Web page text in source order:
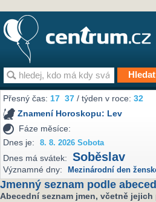
Přesný čas:17 37 / týden v roce:32
Znamení Horoskopu: Lev
Fáze měsíce:
Dnes je:
8. 8. 2026 Sobota
Dnes má svátek: Soběslav
Významné dny: Mezinárodní den
Jmenný seznam podle
Abecední seznam jmen, včetně